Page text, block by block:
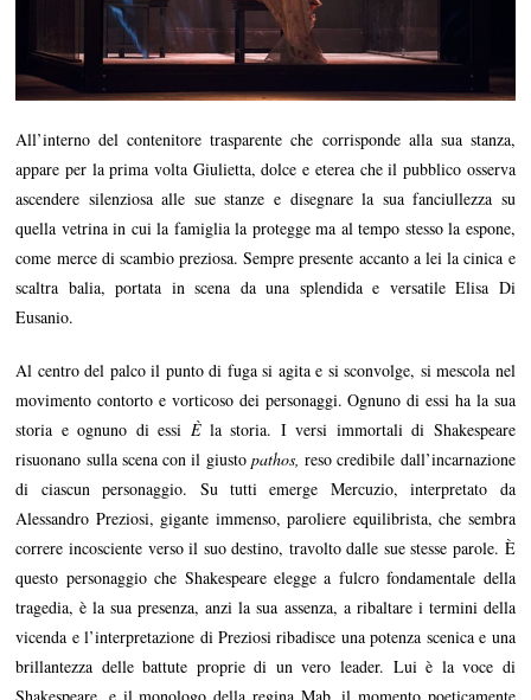
All’interno del contenitore trasparente che corrisponde alla sua stanza,
appare per la prima volta Giulietta, dolce e eterea che il pubblico osserva
ascendere silenziosa alle sue stanze e disegnare la sua fanciullezza su
quella vetrina in cui la famiglia la protegge ma al tempo stesso la espone,
come merce di scambio preziosa. Sempre presente accanto a lei la cinica e
scaltra balia, portata in scena da una splendida e versatile Elisa Di
Eusanio.
Al centro del palco il punto di fuga si agita e si sconvolge, si mescola nel
movimento contorto e vorticoso dei personaggi. Ognuno di essi ha la sua
storia e ognuno di essi Èla storia. I versi immortali di Shakespeare
risuonano sulla scena con il giusto pathos, reso credibile dall’incarnazione
di ciascun personaggio. Su tutti emerge Mercuzio, interpretato da
Alessandro Preziosi, gigante immenso, paroliere equilibrista, che sembra
correre incosciente verso il suo destino, travolto dalle sue stesse parole. È
questo personaggio che Shakespeare elegge a fulcro fondamentale della
tragedia, è la sua presenza, anzi la sua assenza, a ribaltare i termini della
vicenda e l’interpretazione di Preziosi ribadisce una potenza scenica e una
brillantezza delle battute proprie di un vero leader. Lui è la voce di